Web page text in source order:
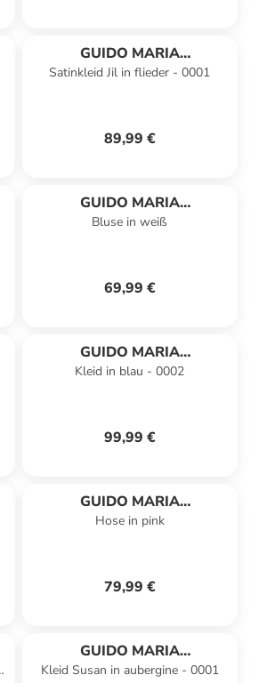
GUIDO MARIA
KRETSCHMER
Satinkleid Jil in flieder - 0001
89,99 €
GUIDO MARIA
KRETSCHMER
Bluse in weiß
69,99 €
GUIDO MARIA
KRETSCHMER
Kleid in blau - 0002
99,99 €
GUIDO MARIA
KRETSCHMER
Hose in pink
79,99 €
GUIDO MARIA
KRETSCHMER
Kleid Susan in aubergine - 0001